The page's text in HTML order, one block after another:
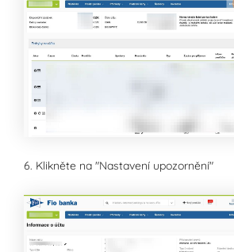
6. Klikněte na "Nastavení upozornění"